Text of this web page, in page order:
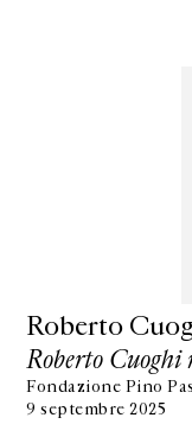
Roberto
Roberto
Fondazione Pino
9 septembre 2025